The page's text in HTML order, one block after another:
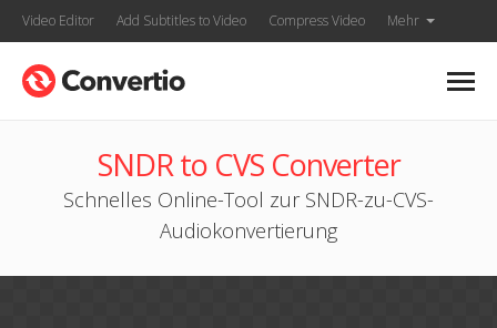
Video Editor Add Subtitles to Video Compress Video Mehr
SNDR to CVS Converter
Schnelles Online-Tool zur SNDR-zu-CVS-
Audiokonvertierung